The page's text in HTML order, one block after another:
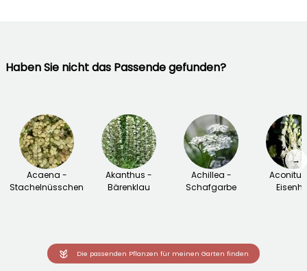
Haben Sie nicht das Passende gefunden?
Acaena -
Stachelnüsschen
Akanthus -
Bärenklau
Achillea -
Schafgarbe
→
Die passenden Pflanzen für meinen Garten finden